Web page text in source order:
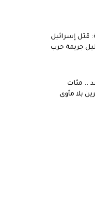
قتل إسرائيل
جريمة حرب
.. مئات
بلا مأوى